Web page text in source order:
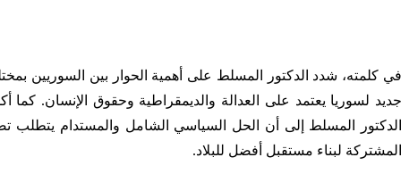
في كلمته، شدد الدكتور المسلط على أهمية الحوار بين السوريين
جديد لسوريا يعتمد على العدالة والديمقراطية وحقوق الإنسان.
الدكتور المسلط إلى أن الحل السياسي الشامل والمستدام يتطلب
المشتركة لبناء مستقبل أفضل للبلاد.